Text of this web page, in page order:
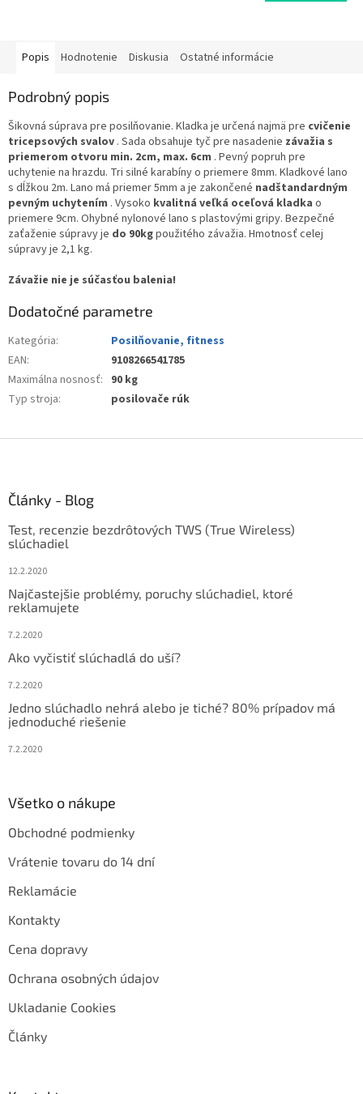
Popis Hodnotenie Diskusia Ostatné informácie
Podrobný popis
Šikovná súprava pre posilňovanie. Kladka je určená najmä pre cvičenie
tricepsových svalov . Sada obsahuje tyč pre nasadenie závažia s
priemerom otvoru min. 2cm, max. 6cm . Pevný popruh pre
uchytenie na hrazdu. Tri silné karabíny o priemere 8mm. Kladkové lano
s dĺžkou 2m. Lano má priemer 5mm a je zakončené nadštandardným
pevným uchytením . Vysoko kvalitná veľká oceľová kladka o
priemere 9cm. Ohybné nylonové lano s plastovými gripy. Bezpečné
zaťaženie súpravy je do 90kgpoužitého závažia. Hmotnosť celej
súpravy je 2,1 kg.
Závažie nie je súčasťou balenia!
Dodatočné parametre
Kategória:
Posilňovanie, fitness
EAN:
9108266541785
Maximálna nosnosť: 90 kg
Typ stroja: posilovače rúk
Články - Blog
Test, recenzie bezdrôtových TWS (True Wireless)
slúchadiel
12.2.2020
Najčastejšie problémy, poruchy slúchadiel, ktoré
reklamujete
7.2.2020
Ako vyčistiť slúchadlá do uší?
7.2.2020
Jedno slúchadlo nehrá alebo je tiché? 80% prípadov má
jednoduché riešenie
7.2.2020
Všetko o nákupe
Obchodné podmienky
Vrátenie tovaru do 14 dní
Reklamácie
Kontakty
Cena dopravy
Ochrana osobných údajov
Ukladanie Cookies
Články